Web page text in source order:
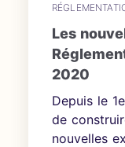
Les
2020
Depuis le
de
nouvelles